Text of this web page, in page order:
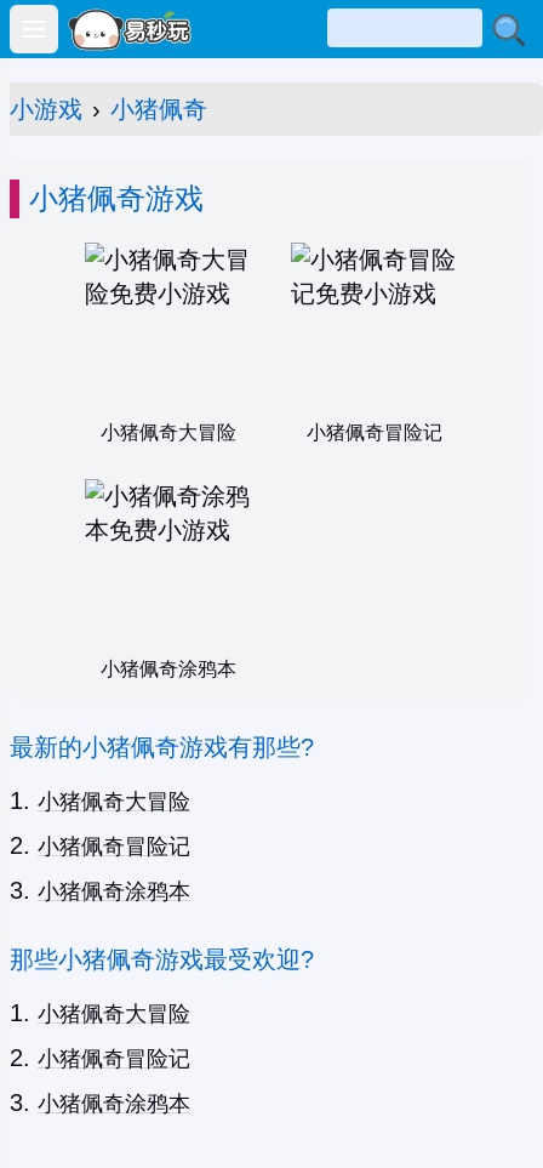
Open main menu
小游戏 › 小猪佩奇
小猪佩奇游戏
小猪佩奇大冒险 小猪佩奇冒险记
小猪佩奇涂鸦本
最新的小猪佩奇游戏有那些?
小猪佩奇大冒险
小猪佩奇冒险记
小猪佩奇涂鸦本
那些小猪佩奇游戏最受欢迎?
小猪佩奇大冒险
小猪佩奇冒险记
小猪佩奇涂鸦本